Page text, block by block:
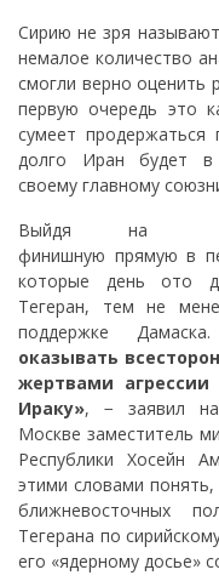
Сирию не зря
немалое количество
смогли верно оценить
первую очередь это
сумеет
долго Иран будет в
своему главному
Выйдя на
финишную прямую в
которые день ото
Тегеран, тем не
поддержке
оказывать
жертвами
Ираку», − заявил на
Москве заместитель
Республики Хосейн
этими словами
ближневосточных
Тегерана по
его «ядерному досье»